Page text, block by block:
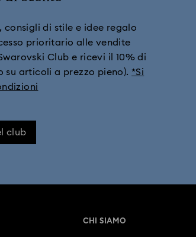
consigli di stile e idee regalo
prioritario alle vendite
Club e ricevi il 10% di
su articoli a prezzo pieno). *Si
club
CHI SIAMO